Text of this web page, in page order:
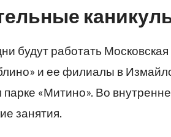
будут работать
и ее филиалы в
«Митино». Во
занятия.